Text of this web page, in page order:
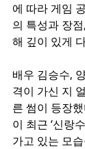
에 따라 게임
의 특성과 장
해 깊이 있게
배우 김승수,
격이 가신 지
른 썸이 등장
이 최근 ‘신랑
가고 있는 모